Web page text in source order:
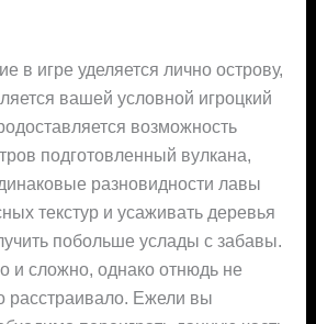
в игре уделяется лично острову,
вашей условной игроцкий
возможность
подготовленный вулкана,
разновидности лавы
текстур и усаживать деревья
побольше услады с забавы.
и сложно, однако отнюдь не
расстраивало. Ежели вы